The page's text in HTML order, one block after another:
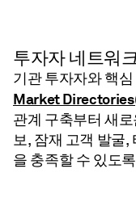
투자자 네트워
기관 투자자와 핵
Market
관계 구축부터 새
보, 잠재 고객 발굴,
을 충족할 수 있도